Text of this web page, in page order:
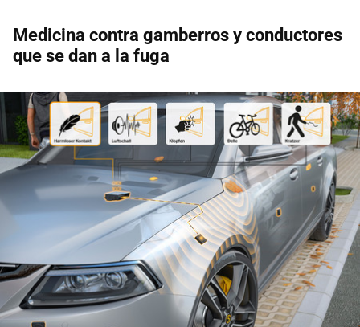
Medicina contra gamberros y conductores
que se dan a la fuga